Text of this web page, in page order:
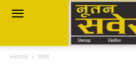
Nutan
Savera
Home भारत